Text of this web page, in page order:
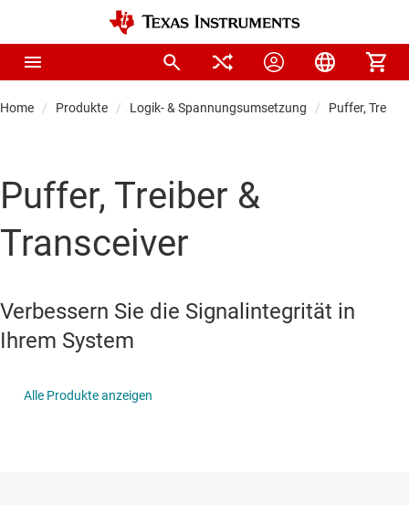
Home Produkte Logik- & Spannungsumsetzung Puffer,
Puffer, Treiber &
Transceiver
Verbessern Sie die Signalintegrität in
Ihrem System
Alle Produkte anzeigen